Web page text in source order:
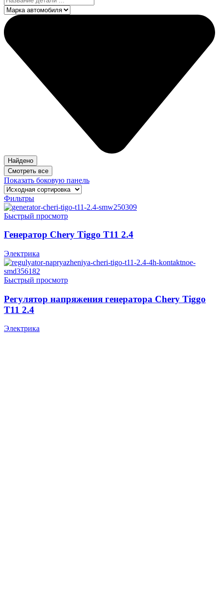
Найдено
Смотреть все
Показать боковую панель
Фильтры
Быстрый просмотр
Генератор Chery Tiggo T11 2.4
Электрика
Быстрый просмотр
Регулятор напряжения генератора Chery Tiggo
T11 2.4
Электрика